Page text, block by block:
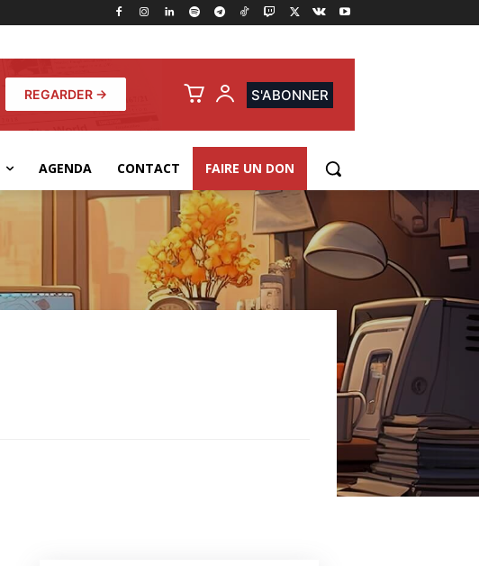
REGARDER → S'ABONNER
AGENDA CONTACT FAIRE UN DON